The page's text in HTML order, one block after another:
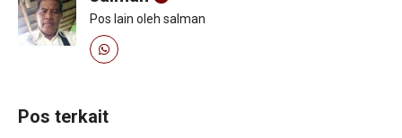
Pos lain oleh salman
Pos terkait